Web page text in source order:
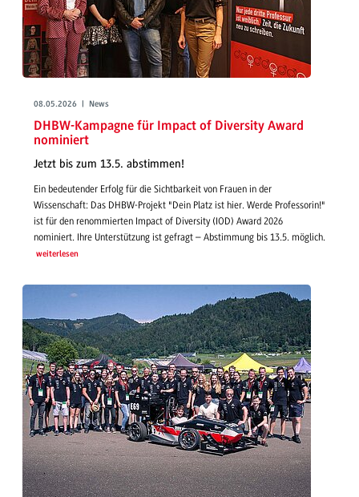
08.05.2026 | News
DHBW-Kampagne für Impact of Diversity Award
nominiert
Jetzt bis zum 13.5. abstimmen!
Ein bedeutender Erfolg für die Sichtbarkeit von Frauen in der
Wissenschaft: Das DHBW-Projekt "Dein Platz ist hier. Werde Professorin!"
ist für den renommierten Impact of Diversity (IOD) Award 2026
nominiert. Ihre Unterstützung ist gefragt – Abstimmung bis 13.5. möglich.
weiterlesen